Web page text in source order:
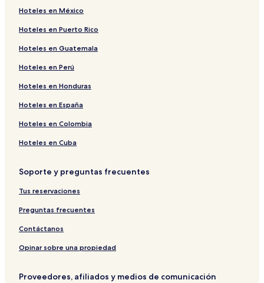
Hoteles en México
Hoteles en Puerto Rico
Hoteles en Guatemala
Hoteles en Perú
Hoteles en Honduras
Hoteles en España
Hoteles en Colombia
Hoteles en Cuba
Soporte y preguntas frecuentes
Tus reservaciones
Preguntas frecuentes
Contáctanos
Opinar sobre una propiedad
Proveedores, afiliados y medios de comunicación